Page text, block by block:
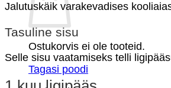
Ostukorvis ei ole tooteid.
Tagasi poodi
Jalutuskäik varakevadises
Tasuline sisu
Selle sisu vaatamiseks telli